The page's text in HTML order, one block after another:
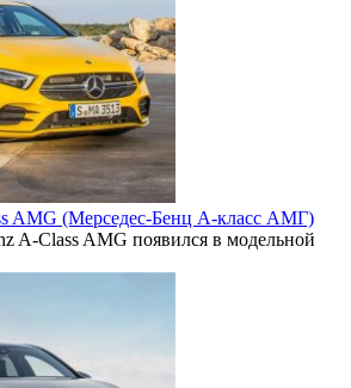
AMG (Mерседес-Бенц А-класс АМГ)
A-Class AMG появился в модельной